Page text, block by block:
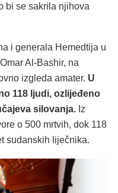
bi se sakrila njihova
i generala Hemedtija u
Al-Bashir, na
izgleda amater. U
118 ljudi, ozlijeđeno
silovanja. Iz
o 500 mrtvih, dok 118
sudanskih liječnika.